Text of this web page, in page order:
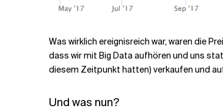
Was wirklich ereignisreich war, waren die
dass wir mit Big Data aufhören und uns
diesem Zeitpunkt hatten) verkaufen und
Und was nun?